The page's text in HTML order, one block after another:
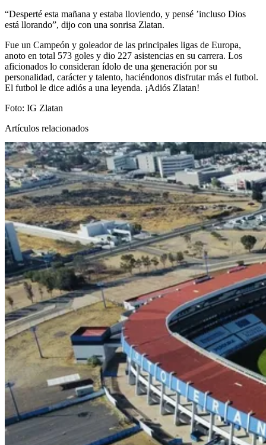
“Desperté esta mañana y estaba lloviendo, y pensé ’incluso Dios
está llorando”, dijo con una sonrisa Zlatan.
Fue un Campeón y goleador de las principales ligas de Europa,
anoto en total 573 goles y dio 227 asistencias en su carrera. Los
aficionados lo consideran ídolo de una generación por su
personalidad, carácter y talento, haciéndonos disfrutar más el futbol.
El futbol le dice adiós a una leyenda. ¡Adiós Zlatan!
Foto: IG Zlatan
Artículos relacionados